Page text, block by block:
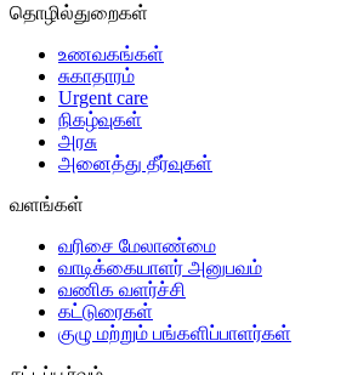
தொழில்துறைகள்
உணவகங்கள்
சுகாதாரம்
Urgent care
நிகழ்வுகள்
அரசு
அனைத்து தீர்வுகள்
வளங்கள்
வரிசை மேலாண்மை
வாடிக்கையாளர் அனுபவம்
வணிக வளர்ச்சி
கட்டுரைகள்
குழு மற்றும் பங்களிப்பாளர்கள்